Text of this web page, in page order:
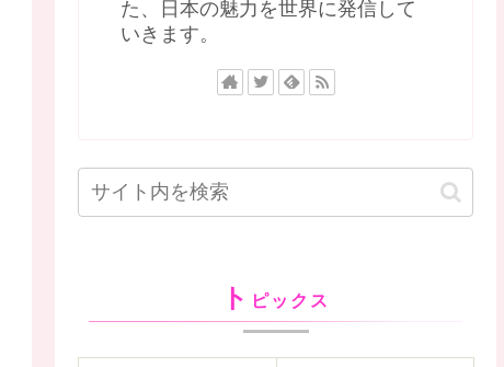
た、日本の魅力を世界に発信して
いきます。
ト ピックス